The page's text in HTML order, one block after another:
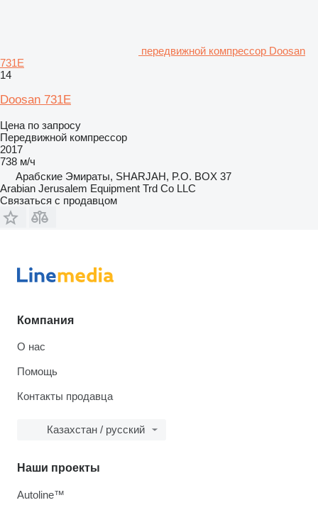
передвижной компрессор Doosan
731E
14
Doosan 731E
Цена по запросу
Передвижной компрессор
2017
738 м/ч
Арабские Эмираты, SHARJAH, P.O. BOX 37
Arabian Jerusalem Equipment Trd Co LLC
Связаться с продавцом
Компания
О нас
Помощь
Контакты продавца
Казахстан / русский
Наши проекты
Autoline™